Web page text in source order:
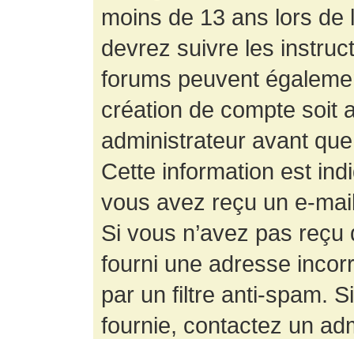
moins de 13 ans lors de
devrez suivre les
forums peuvent
création de compte soit
administrateur avant
Cette information est
vous avez reçu un e-
Si vous n’avez pas
fourni une adresse
par un filtre anti-spam.
fournie, contactez un